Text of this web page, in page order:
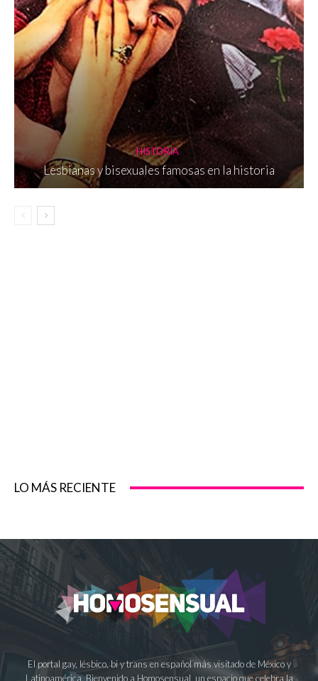
HISTORIA
Lesbianas y bisexuales famosas en la historia
LO MÁS RECIENTE
El portal gay, lésbico, bi y trans en español más visitado de México y
Latinoamérica. Bienvenido a Homosensual, un espacio que celebra la